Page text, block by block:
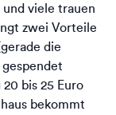
viele trauen
zwei Vorteile
die
bis 25 Euro
bekommt